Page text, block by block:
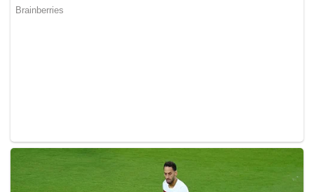
sebagai Trump Burger.